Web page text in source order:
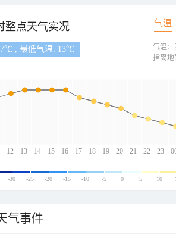
整点天气实况 气温
, 最低气温: 13℃
12 13 14 15 16 17 18 19 20 21 22 23
气温：
指离地
-30 -25 -20 -15 -10 -5 0 5 10
气事件